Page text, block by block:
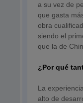
a su vez de
que gasta
obra
siendo el
que la de
¿Por qué
La
alto de